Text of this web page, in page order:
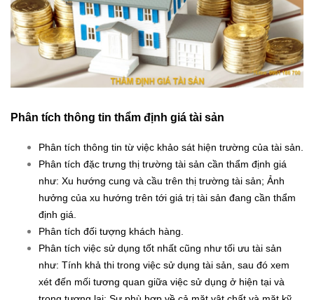
Phân tích thông tin thẩm định giá tài sản
Phân tích thông tin từ việc khảo sát hiện trường của tài sản.
Phân tích đặc trưng thị trường tài sản cần thẩm định giá
như: Xu hướng cung và cầu trên thị trường tài sản; Ảnh
hưởng của xu hướng trên tới giá trị tài sản đang cần thẩm
định giá.
Phân tích đối tượng khách hàng.
Phân tích việc sử dụng tốt nhất cũng như tối ưu tài sản
như: Tính khả thi trong việc sử dụng tài sản, sau đó xem
xét đến mối tương quan giữa việc sử dụng ở hiện tại và